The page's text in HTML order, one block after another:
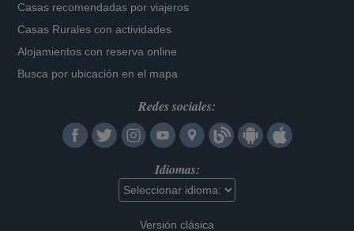
Casas recomendadas por viajeros
Casas Rurales con actividades
Alojamientos con reserva online
Busca por ubicación en el mapa
Redes sociales:
Idiomas:
Versión clásica